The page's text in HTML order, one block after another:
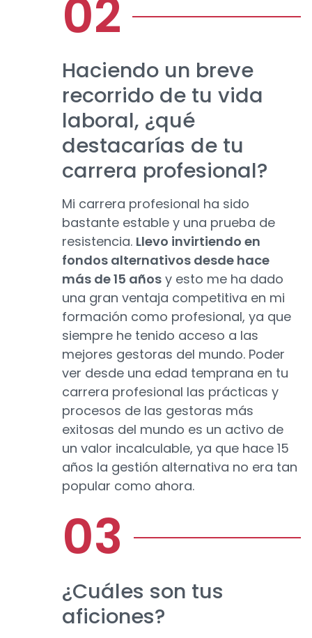
Haciendo un breve
recorrido de tu vida
laboral, ¿qué
destacarías de tu
carrera profesional?
Mi carrera profesional ha sido
bastante estable y una prueba de
resistencia. Llevo invirtiendo en
fondos alternativos desde hace
más de 15 años y esto me ha dado
una gran ventaja competitiva en mi
formación como profesional, ya que
siempre he tenido acceso a las
mejores gestoras del mundo. Poder
ver desde una edad temprana en tu
carrera profesional las prácticas y
procesos de las gestoras más
exitosas del mundo es un activo de
un valor incalculable, ya que hace 15
años la gestión alternativa no era tan
popular como ahora.
¿Cuáles son tus
aficiones?